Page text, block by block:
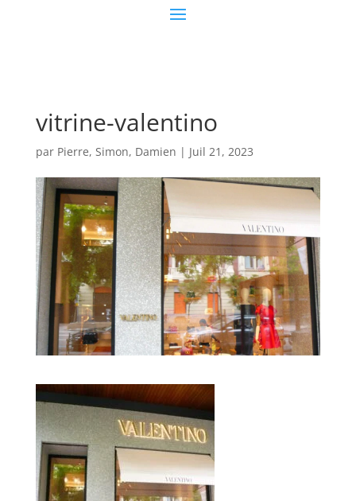
vitrine-valentino
par Pierre, Simon, Damien | Juil 21, 2023